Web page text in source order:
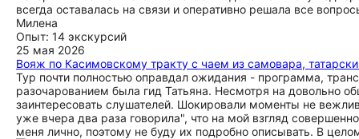
всегда оставалась на связи и оперативно решала все
Милена
Опыт: 14 экскурсий
25 мая 2026
Вояж по Касимовскому тракту с чаем из самовара,
Тур почти полностью оправдал ожидания - программа,
разочарованием была гид Татьяна. Несмотря на довольно
заинтересовать слушателей. Шокировали моменты не
уже вчера два раза говорила", что на мой взгляд
меня лично, поэтому не буду их подробно описывать. В